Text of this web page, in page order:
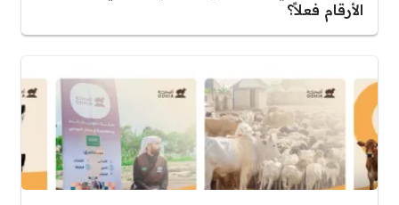
الأرقام فعلاً؟